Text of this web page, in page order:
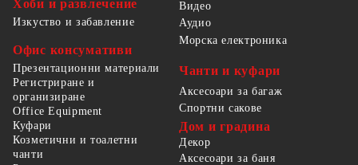
Хоби и развлечение
Изкуство и забавление
Офис консумативи
Презентационни материали
Регистриране и
организиране
Office Equipment
Видео
Аудио
Морска електроника
Чанти и куфари
Аксесоари за багаж
Спортни сакове
Куфари
Козметични и тоалетни
чанти
Дом и градина
Декор
Аксесоари за баня